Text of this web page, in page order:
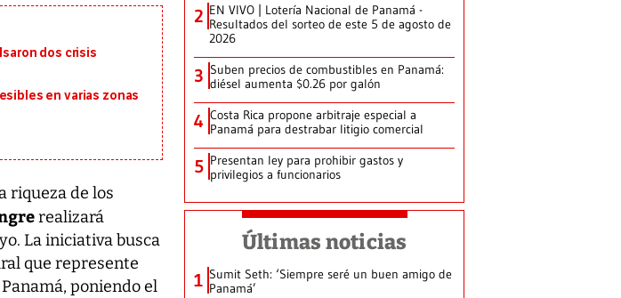
dos crisis
en varias zonas
riqueza de los
realizará
La iniciativa busca
que represente
poniendo el
2 EN VIVO | Lotería Nacional de Panamá -
Resultados del sorteo de este 5 de agosto de
2026
3 Suben precios de combustibles en Panamá:
diésel aumenta $0.26 por galón
4 Costa Rica propone arbitraje especial a
Panamá para destrabar litigio comercial
5 Presentan ley para prohibir gastos y
privilegios a funcionarios
Últimas noticias
1 Sumit Seth: ‘Siempre seré un buen amigo de
Panamá’